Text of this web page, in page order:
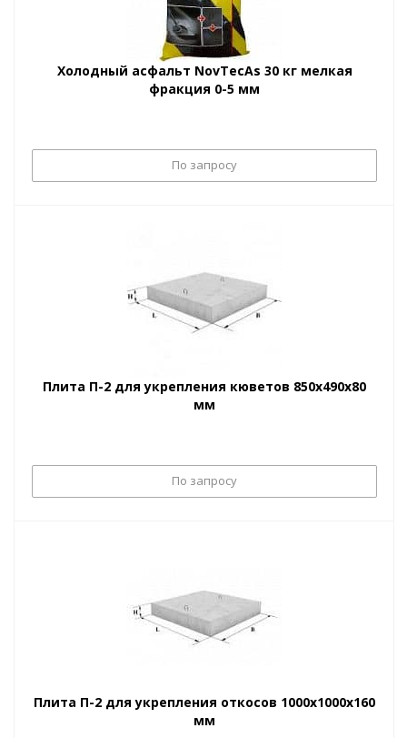
Холодный асфальт NovTecAs 30 кг мелкая
фракция 0-5 мм
По запросу
Плита П-2 для укрепления кюветов 850х490х80
мм
По запросу
Плита П-2 для укрепления откосов 1000х1000х160
мм